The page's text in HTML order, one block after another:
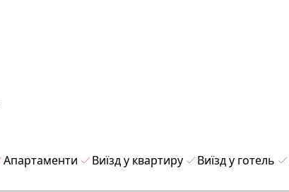
Апартаменти Виїзд у квартиру Виїзд у готель